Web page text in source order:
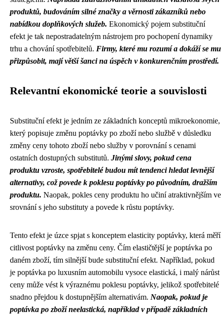
produktů, budováním silné značky a věrnosti zákazníků nebo
nabídkou doplňkových služeb. Ekonomický pojem substituční
efekt je tak nepostradatelným nástrojem pro pochopení dynamiky
trhu a chování spotřebitelů. Firmy, které mu rozumí a dokáží se mu
přizpůsobit, mají větší šanci na úspěch v konkurenčním prostředí.
Relevantní ekonomické teorie a souvislosti
Substituční efekt je jedním ze základních konceptů mikroekonomie,
který popisuje změnu poptávky po zboží nebo službě v důsledku
změny ceny tohoto zboží nebo služby v porovnání s cenami
ostatních dostupných substitutů. Jinými slovy, pokud cena
produktu vzroste, spotřebitelé budou mít tendenci hledat levnější
alternativy, což povede k poklesu poptávky po původním, dražším
produktu. Naopak, pokles ceny produktu ho učiní atraktivnějším ve
srovnání s jeho substituty a povede k růstu poptávky.
Tento efekt je úzce spjat s konceptem elasticity poptávky, která měří
citlivost poptávky na změnu ceny. Čím elastičtější je poptávka po
daném zboží, tím silnější bude substituční efekt. Například, pokud
je poptávka po luxusním automobilu vysoce elastická, i malý nárůst
ceny může vést k výraznému poklesu poptávky, jelikož spotřebitelé
snadno přejdou k dostupnějším alternativám. Naopak, pokud je
poptávka po zboží neelastická, například v případě základních